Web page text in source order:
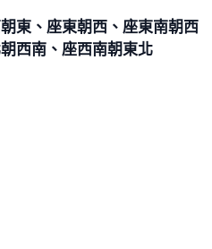
東、座東朝西、座東南朝西
西南、座西南朝東北